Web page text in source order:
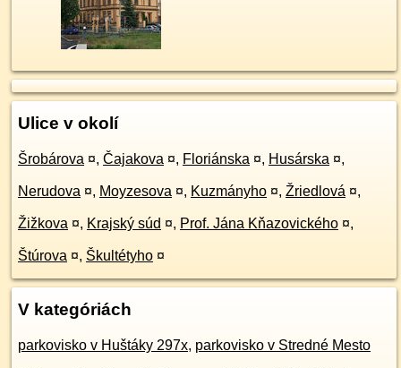
Ulice v okolí
Šrobárova ¤, Čajakova ¤, Floriánska ¤, Husárska ¤,
Nerudova ¤, Moyzesova ¤, Kuzmányho ¤, Žriedlová ¤,
Žižkova ¤, Krajský súd ¤, Prof. Jána Kňazovického ¤,
Štúrova ¤, Škultétyho ¤
V kategóriách
parkovisko v Huštáky 297x, parkovisko v Stredné Mesto